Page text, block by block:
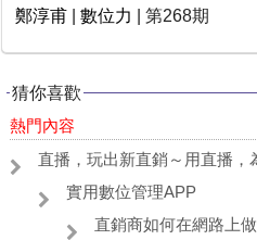
鄭淳甫 數位力 | 第268期
猜你喜歡
熱門內容
直播，玩出新直銷～用直播，
實用數位管理APP
直銷商如何在網路上做